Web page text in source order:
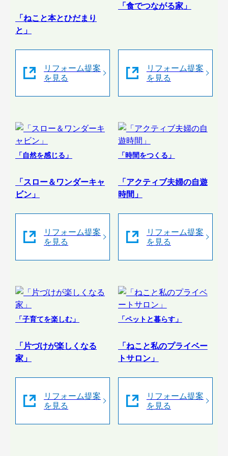
「ねこと本とひだまり
と」
リフォーム提案
を見る
「食でつながる家」
リフォーム提案
を見る
「自然を感じる」
「スロー＆ワンダーキャ
ビン」
リフォーム提案
を見る
「時間をつくる」
「アクティブ夫婦の自遊
時間」
リフォーム提案
を見る
「子育てを楽しむ」
「片づけが楽しくなる
家」
リフォーム提案
を見る
「ペットと暮らす」
「ねこと私のプライベー
トサロン」
リフォーム提案
を見る